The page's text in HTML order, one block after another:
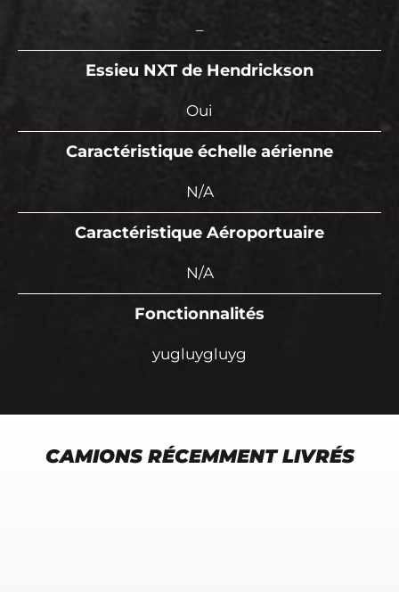
–
Essieu NXT de Hendrickson
Oui
Caractéristique échelle aérienne
N/A
Caractéristique Aéroportuaire
N/A
Fonctionnalités
yugluygluyg
CAMIONS RÉCEMMENT LIVRÉS